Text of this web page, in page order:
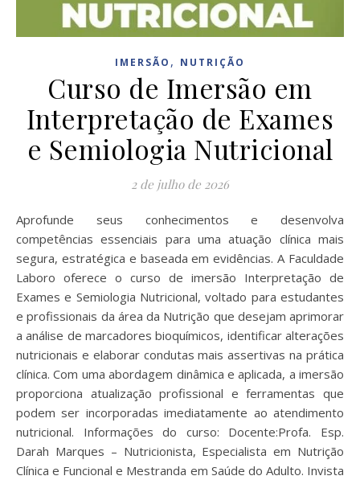
IMERSÃO , NUTRIÇÃO
Curso de Imersão em
Interpretação de Exames
e Semiologia Nutricional
2 de julho de 2026
Aprofunde seus conhecimentos e desenvolva
competências essenciais para uma atuação clínica mais
segura, estratégica e baseada em evidências. A Faculdade
Laboro oferece o curso de imersão Interpretação de
Exames e Semiologia Nutricional, voltado para estudantes
e profissionais da área da Nutrição que desejam aprimorar
a análise de marcadores bioquímicos, identificar alterações
nutricionais e elaborar condutas mais assertivas na prática
clínica. Com uma abordagem dinâmica e aplicada, a imersão
proporciona atualização profissional e ferramentas que
podem ser incorporadas imediatamente ao atendimento
nutricional. Informações do curso: Docente:Profa. Esp.
Darah Marques – Nutricionista, Especialista em Nutrição
Clínica e Funcional e Mestranda em Saúde do Adulto. Invista